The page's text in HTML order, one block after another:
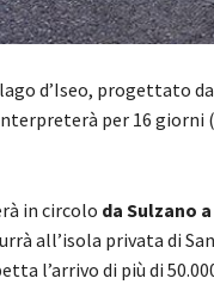
d’Iseo, progettato
per 16 giorni
in circolo da Sulzano
all’isola privata di
l’arrivo di più di